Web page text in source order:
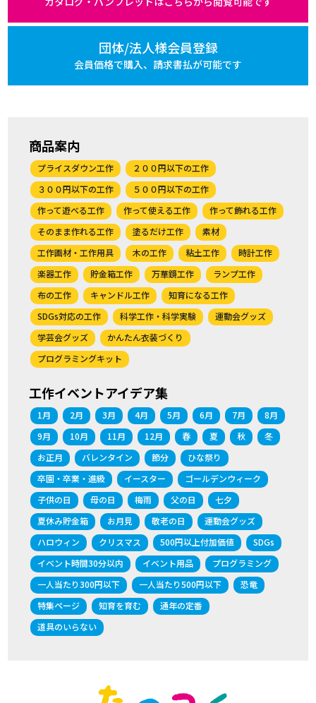
団体/法人様会員登録
会員価格で購入、 請求書払が可能です
商品案内
プライスダウン工作
２００円以下の工作
３００円以下の工作
５００円以下の工作
作って遊べる工作
作って使える工作
作って飾れる工作
そのまま作れる工作
塗るだけ工作
素材
工作画材・工作用具
木の工作 粘土工作
時計工作
楽器工作
貯金箱工作 万華鏡工作
ランプ工作
布の工作
キャンドル工作
知育になる工作
SDGs対応の工作
科学工作・科学実験
運動会グッズ
学芸会グッズ
かんたん衣装づくり
プログラミングキット
工作イベントアイデア集
1月 2月 3月 4月 5月 6月 7月
8月
9月
10月 11月 12月 春 夏 秋
冬
お正月
バレンタイン 節分
ひな祭り
卒園・卒業・進級
イースター
ゴールデンウィーク
子供の日
母の日 梅雨 父の日
七夕
夏休み貯金箱
お月見 敬老の日
運動会グッズ
ハロウィン
クリスマス 500円以上付加価値
SDGs
イベント時間30分以内
イベント用品
プログラミング
一人当たり300円以下
一人当たり500円以下
恐竜
特集ページ
知育を育む
通年の定番
道具のいらない